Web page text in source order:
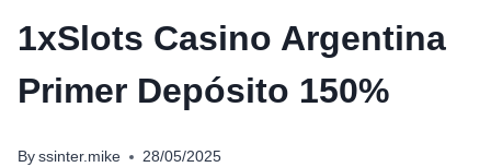
อุปกรณ์เสริมโทรศัพท์
สินค้าตามแบรนด์
1xSlots Casino Argentina
Primer Depósito 150%
By ssinter.mike 28/05/2025